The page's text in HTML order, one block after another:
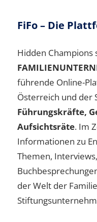
FiFo – Die
Hidden Champions
führende Online-
Österreich und der
Führungskräfte,
Aufsichtsräte. Im
Informationen zu
Themen,
der Welt der